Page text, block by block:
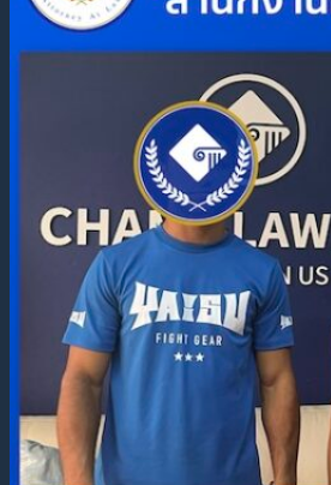
บริการทนายควา
ธุรกิจ
บริการด้านกฎหมายธุรกิจ
บริการจัดตั้ง / จด
บริการจัดทำสัญญ
บริการจัดทำ
บริการวางแผนภ
บริการฟื้นบริษัทร้
บริการร่าง / ตร
บริการจัดทำสัญญ
บริการเปลี่ยนแป
บริการเปลี่ยนแ
บริการจดทะเบีย
บริการจัดทำบัญ